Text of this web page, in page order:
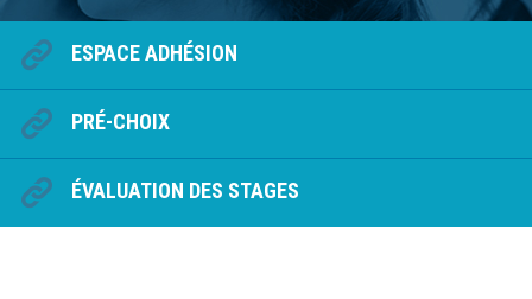
ESPACE ADHÉSION
PRÉ-CHOIX
ÉVALUATION DES STAGES